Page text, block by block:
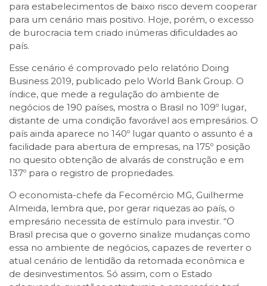
para estabelecimentos de baixo risco devem cooperar
para um cenário mais positivo. Hoje, porém, o excesso
de burocracia tem criado inúmeras dificuldades ao
país.
Esse cenário é comprovado pelo relatório Doing
Business 2019, publicado pelo World Bank Group. O
índice, que mede a regulação do ambiente de
negócios de 190 países, mostra o Brasil no 109º lugar,
distante de uma condição favorável aos empresários. O
país ainda aparece no 140º lugar quanto o assunto é a
facilidade para abertura de empresas, na 175º posição
no quesito obtenção de alvarás de construção e em
137º para o registro de propriedades.
O economista-chefe da Fecomércio MG, Guilherme
Almeida, lembra que, por gerar riquezas ao país, o
empresário necessita de estímulo para investir. “O
Brasil precisa que o governo sinalize mudanças como
essa no ambiente de negócios, capazes de reverter o
atual cenário de lentidão da retomada econômica e
de desinvestimentos. Só assim, com o Estado